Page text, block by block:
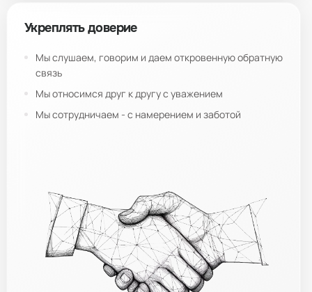
Укреплять доверие
Мы слушаем, говорим и даем откровенную обратную
связь
Мы относимся друг к другу с уважением
Мы сотрудничаем - с намерением и заботой